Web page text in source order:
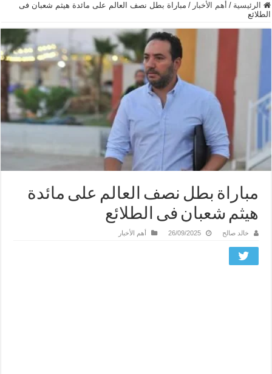
الرئيسية / أهم الأخبار / مباراة بطل نصف العالم على مائدة هيثم شعبان فى
الطلائع
مباراة بطل نصف العالم على مائدة
هيثم شعبان فى الطلائع
خالد صالح 26/09/2025 أهم الأخبار